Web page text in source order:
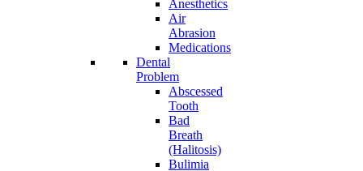
Anesthetics
Air
Abrasion
Medications
Dental
Problem
Abscessed
Tooth
Bad
Breath
(Halitosis)
Bulimia